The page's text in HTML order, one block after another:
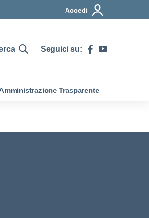
Accedi
Seguici su:
Amministrazione Trasparente